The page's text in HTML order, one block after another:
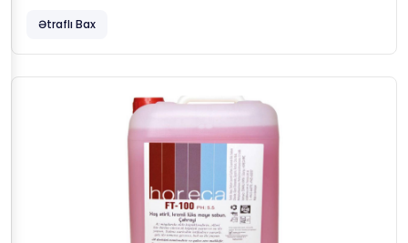
Ətraflı Bax